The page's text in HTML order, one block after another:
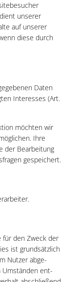
unse­rer
auf unse­rer
die­se durch
Daten
Inter­es­ses (Art.
möch­ten wir
Ihre
der Bear­bei­tung
gespeichert.
für den Zweck der
ist grund­sätz­lich
Nut­zer abge­
Umstän­den ent­